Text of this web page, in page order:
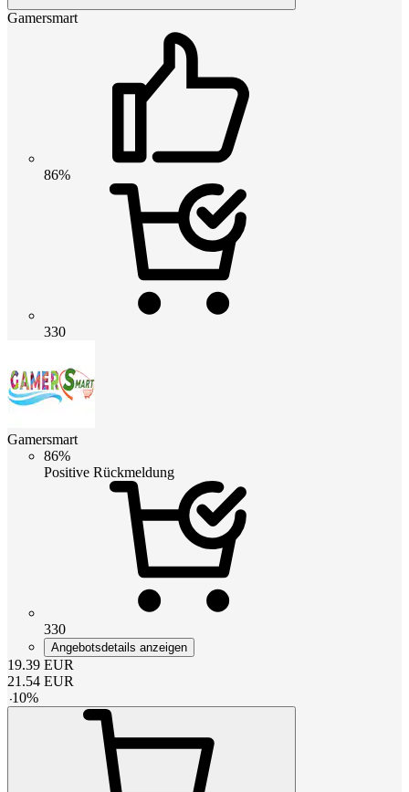
Gamersmart
86%
330
Gamersmart
86%
Positive Rückmeldung
330
Angebotsdetails anzeigen
19.39 EUR
21.54 EUR
-10%